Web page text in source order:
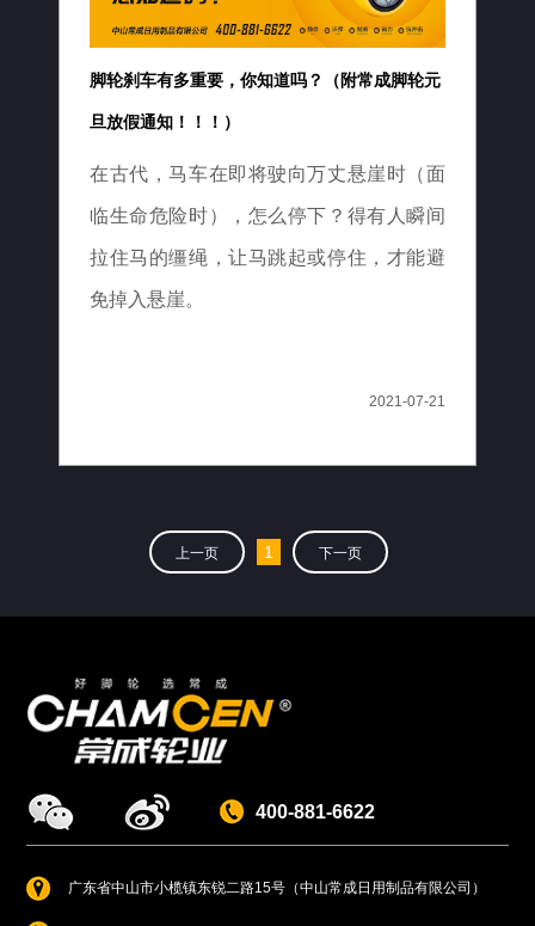
脚轮刹车有多重要，你知道吗？（附常成脚轮元
旦放假通知！！！）
在古代，马车在即将驶向万丈悬崖时（面
临生命危险时），怎么停下？得有人瞬间
拉住马的缰绳，让马跳起或停住，才能避
免掉入悬崖。
2021-07-21
上一页 1 下一页
400-881-6622
广东省中山市小榄镇东锐二路15号（中山常成日用制品有限公司）